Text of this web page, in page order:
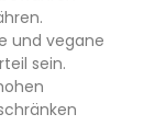
und vegane
sein.